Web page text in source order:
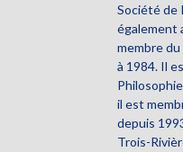
Société de
également
membre
à 1984. Il
il est
depuis
Trois-